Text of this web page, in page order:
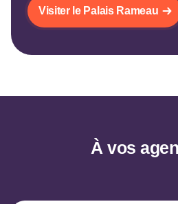
Visiter le Palais Rameau
À vos